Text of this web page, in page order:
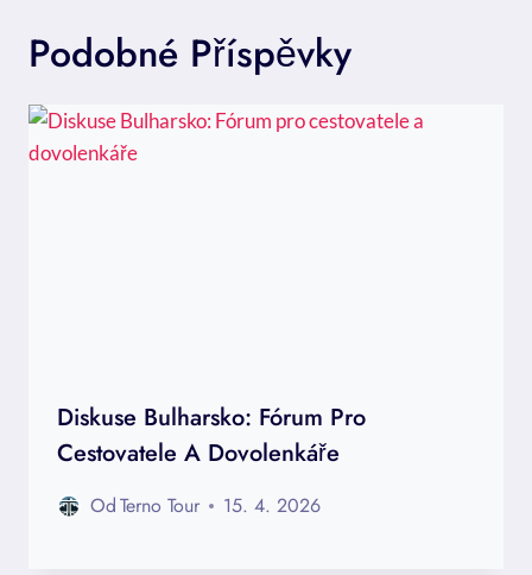
Podobné Příspěvky
Diskuse Bulharsko: Fórum Pro
Cestovatele A Dovolenkáře
OdTerno Tour 15. 4. 2026